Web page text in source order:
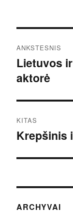
tarp
įrašų
ANKSTESNIS
Ankstesnis
įrašas:
Lietuvos
aktorė
KITAS
Kitas
Krepšinis
ARCHYVAI